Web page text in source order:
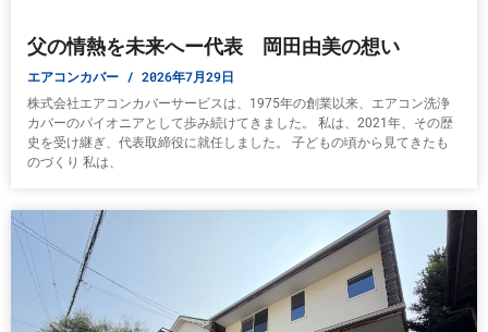
父の情熱を未来へー代表 岡田由美の想い
エアコンカバー 2026年7月29日
株式会社エアコンカバーサービスは、1975年の創業以来、エアコン洗浄
カバーのパイオニアとして歩み続けてきました。 私は、2021年、その歴
史を受け継ぎ、代表取締役に就任しました。 子どもの頃から見てきたも
のづくり 私は、